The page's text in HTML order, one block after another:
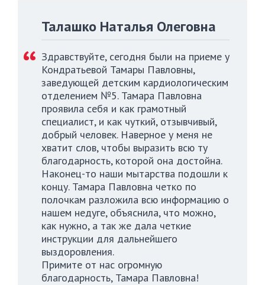
Талашко Наталья Олеговна
Здравствуйте, сегодня были на приеме у
Кондратьевой Тамары Павловны,
заведующей детским кардиологическим
отделением №5. Тамара Павловна
проявила себя и как грамотный
специалист, и как чуткий, отзывчивый,
добрый человек. Наверное у меня не
хватит слов, чтобы выразить всю ту
благодарность, которой она достойна.
Наконец-то наши мытарства подошли к
концу. Тамара Павловна четко по
полочкам разложила всю информацию о
нашем недуге, объяснила, что можно,
как нужно, а так же дала четкие
инструкции для дальнейшего
выздоровления.
Примите от нас огромную
благодарность, Тамара Павловна!